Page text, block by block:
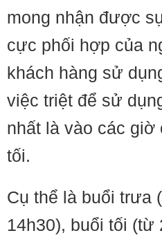
mong nhận được
cực phối hợp của
khách hàng sử
việc triệt để sử
nhất là vào các
tối.
Cụ thể là buổi trưa
14h30), buổi tối (từ